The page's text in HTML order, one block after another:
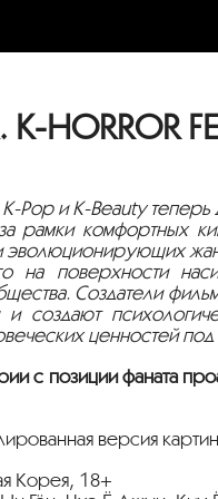
K-PopиK-Beautyтеперь
рамки комфортных
эволюционирующих
на поверхности
Создатели
ценностей
с позиции фаната
версия
Корея, 18+